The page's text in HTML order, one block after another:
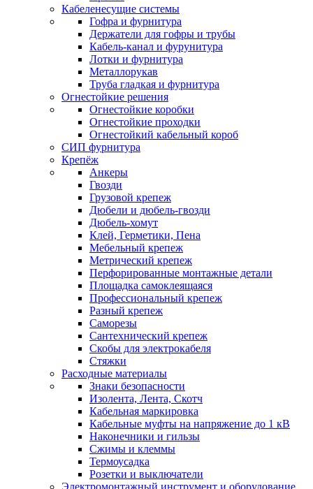
Кабеленесущие системы
Гофра и фурнитура
Держатели для гофры и трубы
Кабель-канал и фурунитура
Лотки и фурнитура
Металлорукав
Труба гладкая и фурнитура
Огнестойкие решения
Огнестойкие коробки
Огнестойкие проходки
Огнестойкий кабельный короб
СИП фурнитура
Крепёж
Анкеры
Гвозди
Грузовой крепеж
Дюбели и дюбель-гвозди
Дюбель-хомут
Клей, Герметики, Пена
Мебельный крепеж
Метрический крепеж
Перфорированные монтажные детали
Площадка самоклеящаяся
Профессиональный крепеж
Разный крепеж
Саморезы
Сантехнический крепеж
Скобы для электрокабеля
Стяжки
Расходные материалы
Знаки безопасности
Изолента, Лента, Скотч
Кабельная маркировка
Кабельные муфты на напряжение до 1 кВ
Наконечники и гильзы
Сжимы и клеммы
Термоусадка
Розетки и выключатели
Электромонтажный инструмент и оборудование